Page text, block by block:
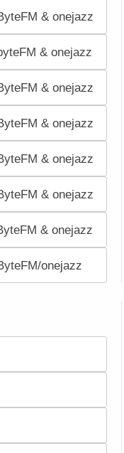
& onejazz
& onejazz
& onejazz
& onejazz
& onejazz
& onejazz
& onejazz
onejazz